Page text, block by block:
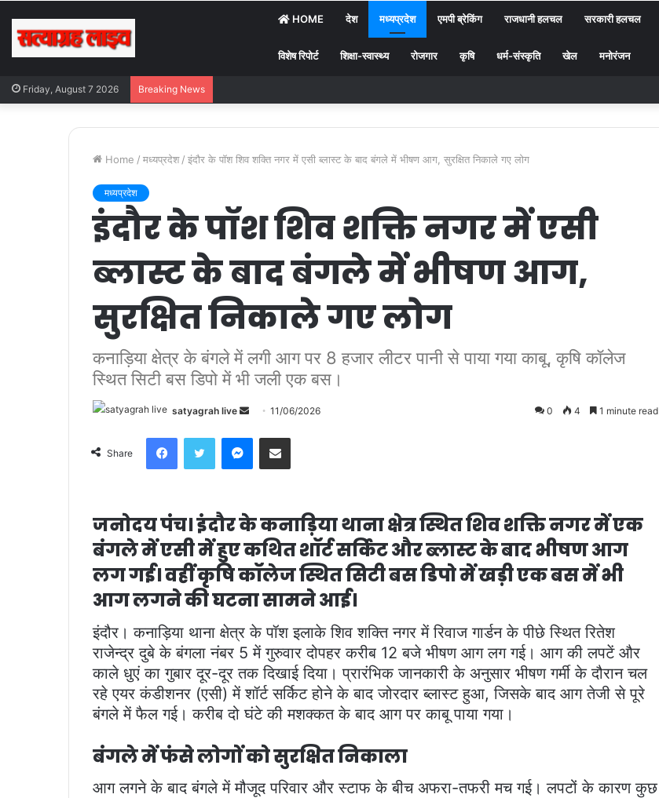
HOME देश मध्यप्रदेश एमपी ब्रेकिंग राजधानी हलचल सरकारी हलचल
विशेष रिपोर्ट शिक्षा-स्वास्थ्य रोजगार कृषि धर्म-संस्कृति खेल मनोरंजन
Friday, August 7 2026 Breaking News
Home / मध्यप्रदेश / इंदौर के पॉश शिव शक्ति नगर में एसी ब्लास्ट के बाद बंगले में भीषण आग, सुरक्षित निकाले गए लोग
मध्यप्रदेश
इंदौर के पॉश शिव शक्ति नगर में एसी
ब्लास्ट के बाद बंगले में भीषण आग,
सुरक्षित निकाले गए लोग
कनाड़िया क्षेत्र के बंगले में लगी आग पर 8 हजार लीटर पानी से पाया गया काबू, कृषि कॉलेज
स्थित सिटी बस डिपो में भी जली एक बस।
satyagrah live
d
e
m
i
11/06/2026 0 4 1 minute read
Share
जनोदय पंच।इंदौर के कनाड़िया थाना क्षेत्र स्थित शिव शक्ति नगर में एक
बंगले में एसी में हुए कथित शॉर्ट सर्किट और ब्लास्ट के बाद भीषण आग
लग गई। वहीं कृषि कॉलेज स्थित सिटी बस डिपो में खड़ी एक बस में भी
आग लगने की घटना सामने आई।
इंदौर। कनाड़िया थाना क्षेत्र के पॉश इलाके शिव शक्ति नगर में रिवाज गार्डन के पीछे स्थित रितेश
राजेन्द्र दुबे के बंगला नंबर 5 में गुरुवार दोपहर करीब 12 बजे भीषण आग लग गई। आग की लपटें और
काले धुएं का गुबार दूर-दूर तक दिखाई दिया। प्रारंभिक जानकारी के अनुसार भीषण गर्मी के दौरान चल
रहे एयर कंडीशनर (एसी) में शॉर्ट सर्किट होने के बाद जोरदार ब्लास्ट हुआ, जिसके बाद आग तेजी से पूरे
बंगले में फैल गई। करीब दो घंटे की मशक्कत के बाद आग पर काबू पाया गया।
बंगले में फंसे लोगों को सुरक्षित निकाला
आग लगने के बाद बंगले में मौजूद परिवार और स्टाफ के बीच अफरा-तफरी मच गई। लपटों के कारण कुछ